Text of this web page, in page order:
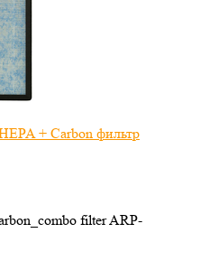
+ Carbon фильтр
filter ARP-